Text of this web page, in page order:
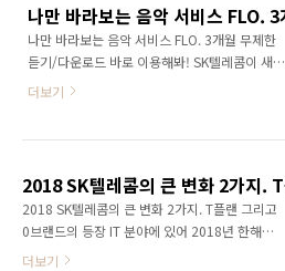
15GB, 엄마 10GB 씩 아낌없이 ..
걸 조금은 더 저렴하게 혹은 무료로 이용할 수 있
다. 뭐와 함께면? 바로 T멤버십만 있으면 된다.
그라믄 안돼! 왜 안써! 이리 좋은데? SK텔레콤을
이용하고 있음에도 T멤버십 혜택이 뭔지 모르는
지 않는 경우 역시 많다. 그런데 그러면 안된다.
방법이 T멤버십에 가득있다. 그리고..
나만 바라보는 음악 서비스 FLO. 3개월 무제한
듣기/다운로드 바로 이용해봐! SK텔레콤이 새로
운 음악 서비스를 선보였다. 바로 FLO(플로). 이
을 추천해주는 맞춤형 서비스다. 물론 완전히 새
로운 서비스는 아니다. 이미 이전에도 이러한 맞
춤형 음악 서비스가 있었기는 했지만 이미 인정
받은 SK텔레콤 딥러닝과 AI 기술이 적용됐다라
더보기
2018 SK텔레콤의 큰 변화 2가지. T플랜 그리고
0브랜드의 등장 IT 분야에 있어 2018년 한해를
돌아보면 꽤 심심한 한해가 아니었나 하는 생각
더보기